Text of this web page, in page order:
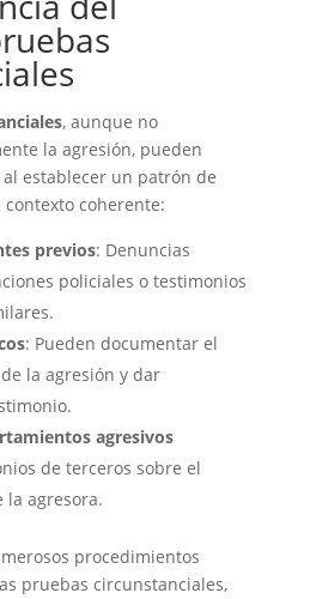
, aunque no
la agresión, pueden
establecer un patrón de
coherente:
previos: Denuncias
policiales o testimonios
: Pueden documentar el
la agresión y dar
agresivos
de terceros sobre el
la agresora.
procedimientos
pruebas circunstanciales,